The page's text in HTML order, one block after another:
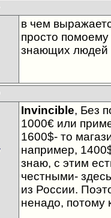
в чем
просто
знающих людей
Invincible, Без
1000€ или
1600$- то
например,
знаю, с этим
честными-
из России.
ненадо, потому